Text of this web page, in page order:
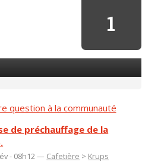
1
question à la communauté
de préchauffage de la
- 08h12 — Cafetière > Krups